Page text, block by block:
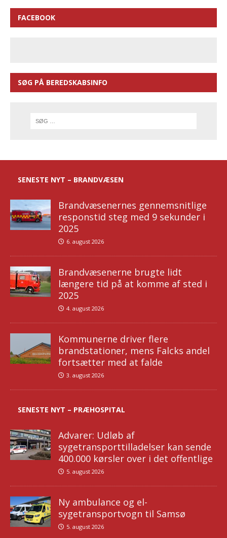
FACEBOOK
SØG PÅ BEREDSKABSINFO
SENESTE NYT – BRANDVÆSEN
Brandvæsenernes gennemsnitlige
responstid steg med 9 sekunder i
2025
6. august 2026
Brandvæsenerne brugte lidt
længere tid på at komme af sted i
2025
4. august 2026
Kommunerne driver flere
brandstationer, mens Falcks andel
fortsætter med at falde
3. august 2026
SENESTE NYT – PRÆHOSPITAL
Advarer: Udløb af
sygetransporttilladelser kan sende
400.000 kørsler over i det offentlige
5. august 2026
Ny ambulance og el-
sygetransportvogn til Samsø
5. august 2026